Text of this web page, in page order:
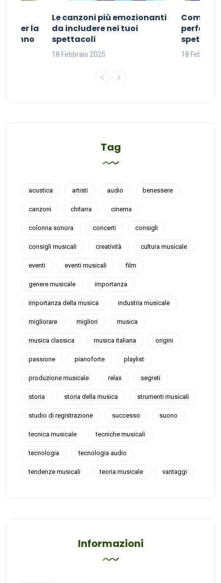
per la
sonno
Le canzoni più emozionanti
da includere nei tuoi
spettacoli
18 Febbraio 2025
Come
perfetta
18 Febbraio
Tag
acustica artisti audio benessere
canzoni chitarra cinema
colonna sonora concerti consigli
consigli musicali creatività cultura musicale
eventi eventi musicali film
genere musicale importanza
importanza della musica industria musicale
migliorare migliori musica
musica classica musica italiana origini
passione pianoforte playlist
produzione musicale relax segreti
storia storia della musica strumenti musicali
studio di registrazione successo suono
tecnica musicale tecniche musicali
tecnologia tecnologia audio
tendenze musicali teoria musicale vantaggi
Informazioni